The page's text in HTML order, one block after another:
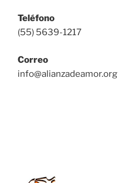
Teléfono
(55) 5639-1217
Correo
info@alianzadeamor.org